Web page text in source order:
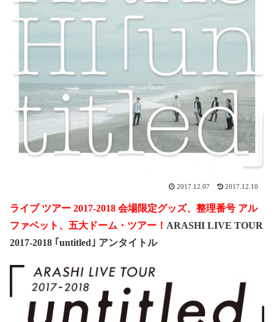
2017.12.07 2017.12.10
ライブ ツアー 2017-2018 会場限定グッズ、整理番号 アル
ファベット、五大ドーム・ツアー！ ARASHI LIVE TOUR
2017-2018 ｢untitled｣ アンタイトル